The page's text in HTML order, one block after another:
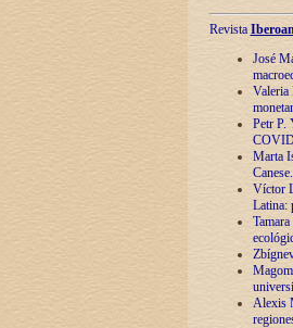
Revista
José
Valeria
Petr P.
Marta
Víctor
Latina:
Alexis